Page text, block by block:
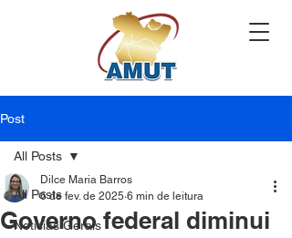
Post
All Posts
Notícias Gerais
All Posts
Governo federal diminui
Dilce Maria Barros
6 de fev. de 2025 6 min de leitura